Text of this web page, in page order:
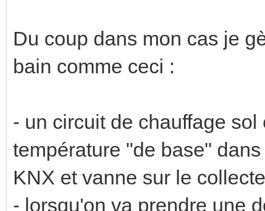
Du coup dans mon cas je
bain comme ceci :
- un circuit de chauffage
température "de base"
KNX et vanne sur le
- lorsqu'on va prendre une